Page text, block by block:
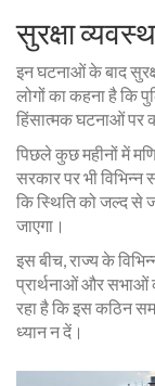
सुरक्षा
इन घटनाओं के बाद
लोगों का कहना है कि
हिंसात्मक घटनाओं पर
पिछले कुछ महीनों में
सरकार पर भी
कि स्थिति को जल्द से
जाएगा।
इस बीच, राज्य के
प्रार्थनाओं और सभाओं
रहा है कि इस कठिन
ध्यान न दें।